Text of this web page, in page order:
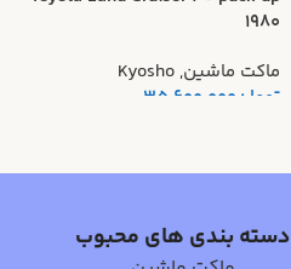
1980
ماکت ماشین,
Kyosho
تومان 35.600.000
دسته بندی های محبوب